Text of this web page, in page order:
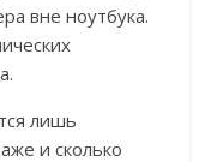
вне ноутбука.
лишь
и сколько